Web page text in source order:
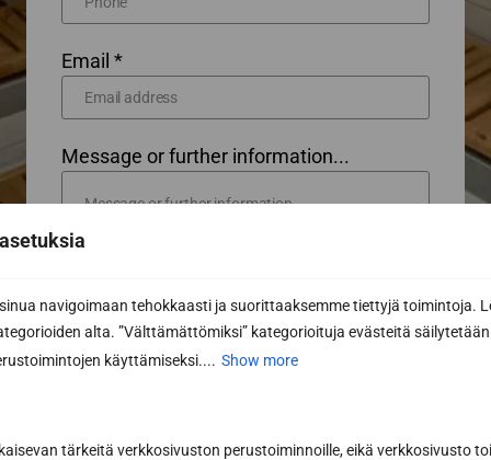
navigoimaan tehokkaasti ja suorittaaksemme tiettyjä toimintoja.
alta. ”Välttämättömiksi” kategorioituja evästeitä säilytetään
käyttämiseksi.... Show more
tärkeitä verkkosivuston perustoiminnoille, eikä verkkosivusto
Email *
Message or further information...